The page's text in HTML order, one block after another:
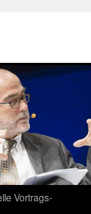
Vortrags-